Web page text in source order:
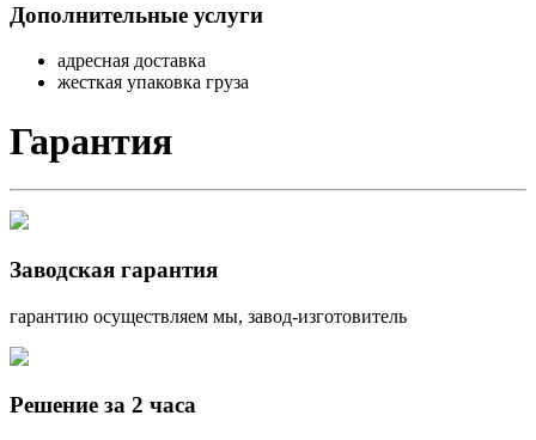
Дополнительные услуги
адресная доставка
жесткая упаковка груза
Гарантия
Заводская гарантия
гарантию осуществляем мы, завод-изготовитель
Решение за 2 часа